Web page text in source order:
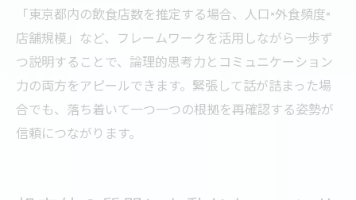
「東京都内の飲食店数を推定する場合、人口×外食頻度×
店舗規模」など、フレームワークを活用しながら一歩ず
つ説明することで、論理的思考力とコミュニケーション
力の両方をアピールできます。緊張して話が詰まった場
合でも、落ち着いて一つ一つの根拠を再確認する姿勢が
信頼につながります。